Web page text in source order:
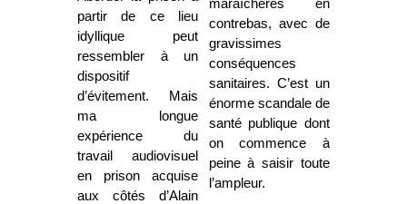
partir de ce lieu
idyllique peut
ressembler à un
dispositif
d’évitement. Mais
ma longue
expérience du
travail audiovisuel
en prison acquise
aux côtés d’Alain
maraîchères en
contrebas, avec de
gravissimes
conséquences
sanitaires. C’est un
énorme scandale de
santé publique dont
on commence à
peine à saisir toute
l’ampleur.